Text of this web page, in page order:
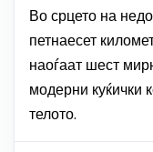
Во срцето на
петнаесет
наоѓаат шест
модерни куќички
телото.